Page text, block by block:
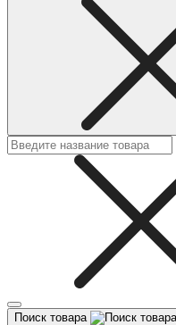
Поиск товара